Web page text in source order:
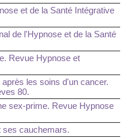
et de la Santé Intégrative
de l'Hypnose et de la Santé
Revue Hypnose et
les soins d'un cancer.
80.
sex-prime. Revue Hypnose
ses cauchemars.